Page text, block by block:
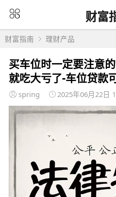
财富
财富指南 理财产品
买车位时一定要注意
就吃大亏了-车位贷款
spring 2025年06月22日